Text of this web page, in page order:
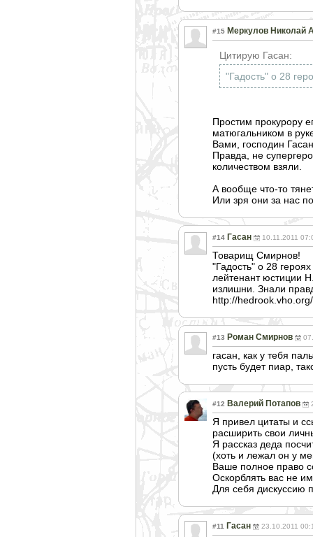
#15 Меркулов Николай
Цитирую Гасан:
"Гадость" о 28
Простим прокурору
матюгальником в
Вами, господин
Правда, не
количеством взяли.
А вообще что-то
Или зря они за нас
#14 Гасан 10.11.2011
Товарищ Смирнов!
"Гадость" о 28
лейтенант юстиции
излишни. Знали
http://
#13 Роман Смирнов
гасан, как у тебя
пусть будет пиар,
#12 Валерий Потапов
Я привел цитаты и
расширить свои
Я рассказ деда
(хоть и лежал он у
Ваше полное право
Оскорблять вас не
Для себя дискуссию
#11 Гасан 23.10.2011